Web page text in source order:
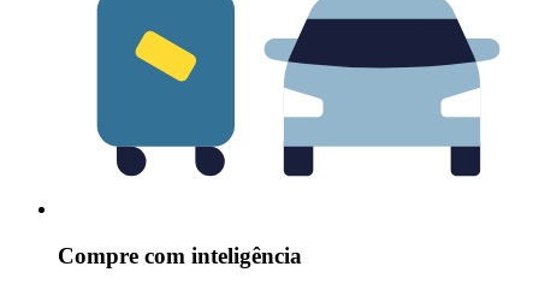
Compre com inteligência